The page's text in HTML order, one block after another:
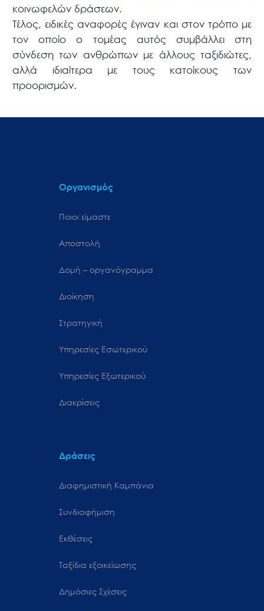
κοινωφελών δράσεων.
Τέλος, ειδικές αναφορές έγιναν και στον τρόπο με
τον οποίο ο τομέας αυτός συμβάλλει στη
σύνδεση των ανθρώπων με άλλους ταξιδιώτες,
αλλά ιδιαίτερα με τους κατοίκους των
προορισμών.
Οργανισμός
Ποιοι είμαστε
Αποστολή
Δομή – οργανόγραμμα
Διοίκηση
Στρατηγική
Υπηρεσίες Εσωτερικού
Υπηρεσίες Εξωτερικού
Διακρίσεις
Δράσεις
Διαφημιστική Καμπάνια
Συνδιαφήμιση
Εκθέσεις
Ταξίδια εξοικείωσης
Δημόσιες Σχέσεις